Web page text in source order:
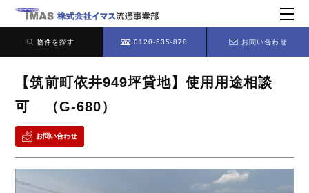
物件を探す 0120-535-878 お問い合わせ
【筑前町依井949坪貸地】使用用途相談
可 （G-680）
お問い合わせ